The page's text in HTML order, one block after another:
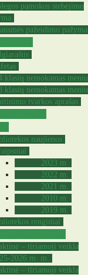
pamokos stebėjimo
pažeidimo pažyma
klasių nemokamas meniu
klasių nemokamas meniu
tvarkos aprašas
naujienos
2023 m.
2022 m.
2021 m.
2010 m.
2019 m.
renginiai
– tiriamoji veikla
2026 m. m.
– tiriamoji veikla